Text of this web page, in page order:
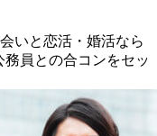
いと恋活・婚活なら
員との合コンをセッ